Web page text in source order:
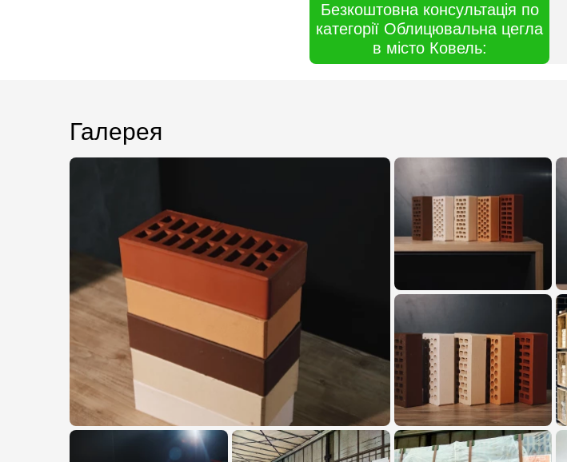
Безкоштовна консультація по
категорії Облицювальна цегла
в місто Ковель:
Галерея